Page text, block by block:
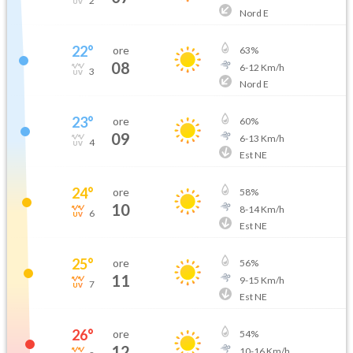
Nord E
22°
3
ore
08
63%
6-12 Km/h
Nord E
23°
4
ore
09
60%
6-13 Km/h
Est NE
24°
6
ore
10
58%
8-14Km/h
Est NE
25°
7
ore
11
56%
9-15 Km/h
Est NE
26° ore 54%